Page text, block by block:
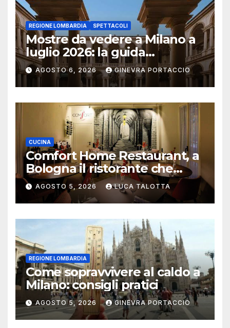
REGIONE LOMBARDIA SPETTACOLI
Mostre da vedere a Milano a
luglio 2026: la guida
aggiornata
AGOSTO 6, 2026 GINEVRA PORTACCIO
CUCINA
Comfort Home Restaurant, a
Bologna il ristorante che
trasforma l’ospitalità in
un’esperienza di casa
AGOSTO 5, 2026 LUCA TALOTTA
REGIONE LOMBARDIA
Come sopravvivere al caldo a
Milano: consigli pratici
AGOSTO 5, 2026 GINEVRA PORTACCIO